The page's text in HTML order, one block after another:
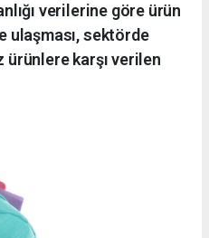
verilerine göre ürün
ulaşması, sektörde
ürünlere karşı verilen